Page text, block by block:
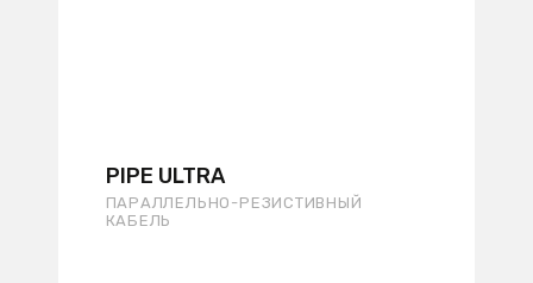
PIPE ULTRA
ПАРАЛЛЕЛЬНО-РЕЗИСТИВНЫЙ
КАБЕЛЬ